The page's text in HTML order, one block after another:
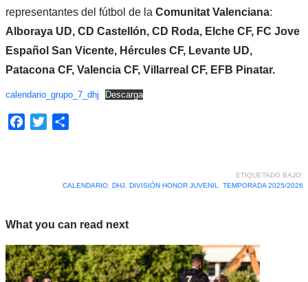
representantes del fútbol de la Comunitat Valenciana:
Alboraya UD, CD Castellón, CD Roda, Elche CF, FC Jove
Español San Vicente, Hércules CF, Levante UD,
Patacona CF, Valencia CF, Villarreal CF, EFB Pinatar.
calendario_grupo_7_dhj Descarga
Facebook
Twitter
ETIQUETADO BAJO:
CALENDARIO, DHJ, DIVISIÓN HONOR JUVENIL, TEMPORADA 2025/2026
What you can read next